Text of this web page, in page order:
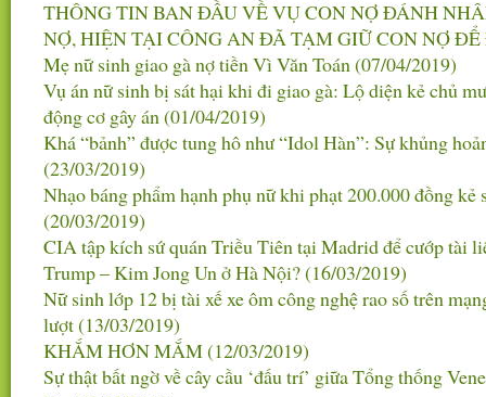
THÔNG TIN BAN ĐẦU VỀ VỤ CON NỢ ĐÁNH
NỢ, HIỆN TẠI CÔNG AN ĐÃ TẠM GIỮ CON NỢ
Mẹ nữ sinh giao gà nợ tiền Vì Văn Toán(07/04/2019)
Vụ án nữ sinh bị sát hại khi đi giao gà: Lộ diện kẻ chủ
động cơ gây án(01/04/2019)
Khá “bảnh” được tung hô như “Idol Hàn”: Sự khủng
(23/03/2019)
Nhạo báng phẩm hạnh phụ nữ khi phạt 200.000 đồng kẻ
(20/03/2019)
CIA tập kích sứ quán Triều Tiên tại Madrid để cướp tài
Trump – Kim Jong Un ở Hà Nội?(16/03/2019)
Nữ sinh lớp 12 bị tài xế xe ôm công nghệ rao số trên
lượt(13/03/2019)
KHẮM HƠN MẮM(12/03/2019)
Sự thật bất ngờ về cây cầu ‘đấu trí’ giữa Tổng thống